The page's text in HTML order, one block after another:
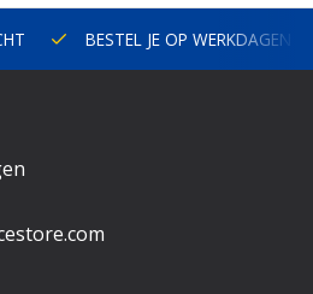
BESTEL JE OP WERKDAGEN